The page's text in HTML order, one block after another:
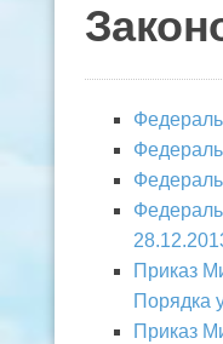
Приказ
Порядка
Приказ